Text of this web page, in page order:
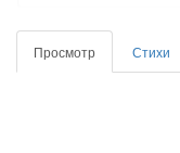
Главные
вкладки
Просмотр (активная
вкладка)
Стихи